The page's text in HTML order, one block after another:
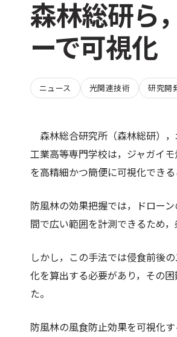
森林総研ら
ーで可視化
ニュース 光関連技術 研究開
森林総合研究所（森林総研）
工業高等専門学校は，ジャガイ
を高精細かつ簡便に可視化でき
防風林の効果把握では，ドロー
間で広い範囲を計測できるため
しかし，この手法では侵食前後
化を算出する必要があり，その
た。
防風林の風食防止効果を可視化